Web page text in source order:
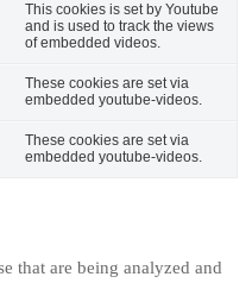
This cookies is set by Youtube
and is used to track the views
of embedded videos.
These cookies are set via
embedded youtube-videos.
These cookies are set via
embedded youtube-videos.
that are being analyzed and